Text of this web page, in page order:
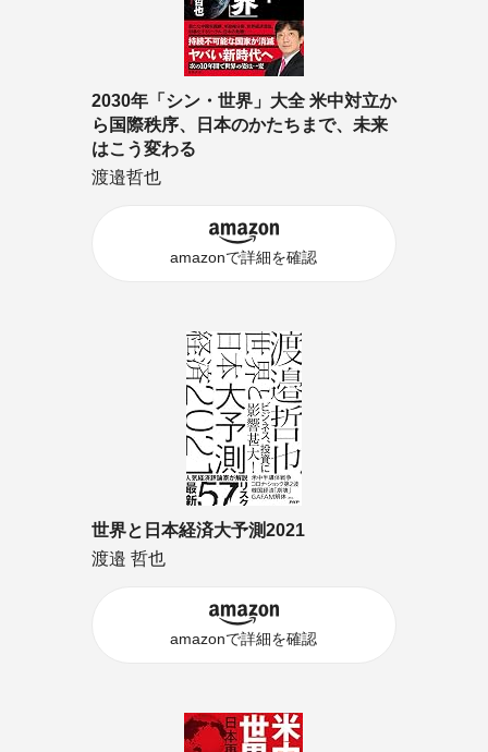
2030年「シン・世界」大全 米中対立か
ら国際秩序、日本のかたちまで、未来
はこう変わる
渡邉哲也
amazonで詳細を確認
世界と日本経済大予測2021
渡邉 哲也
amazonで詳細を確認